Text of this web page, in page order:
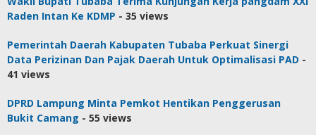
Raden Intan Ke KDMP - 35 views
Pemerintah Daerah Kabupaten Tubaba Perkuat Sinergi
Data Perizinan Dan Pajak Daerah Untuk Optimalisasi PAD -
41 views
DPRD Lampung Minta Pemkot Hentikan Penggerusan
Bukit Camang - 55 views